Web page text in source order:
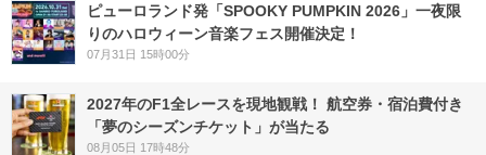
ピューロランド発「SPOOKY PUMPKIN 2026」一夜限
りのハロウィーン音楽フェス開催決定！
07月31日 15時00分
2027年のF1全レースを現地観戦！ 航空券・宿泊費付き
「夢のシーズンチケット」が当たる
08月05日 17時48分